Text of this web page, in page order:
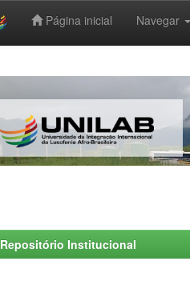
Página inicial Navegar
Repositório Institucional